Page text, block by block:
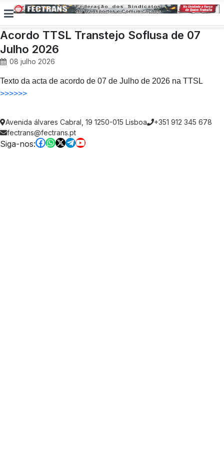
Acordo TTSL Transtejo Soflusa de 07
Julho 2026
08 julho 2026
Texto da acta de acordo de 07 de Julho de 2026 na TTSL
>>>>>>
Avenida álvares Cabral, 19 1250-015 Lisboa
+351 912 345 678
fectrans@fectrans.pt
Siga-nos: